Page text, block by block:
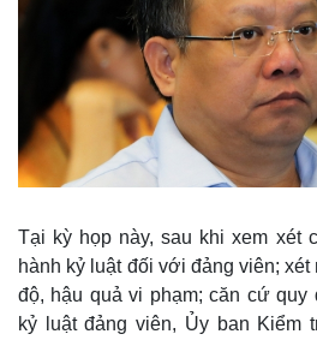
Tại kỳ họp này, sau khi xem xét
hành kỷ luật đối với đảng viên;
độ, hậu quả vi phạm; căn cứ
kỷ luật đảng viên, Ủy ban Kiểm